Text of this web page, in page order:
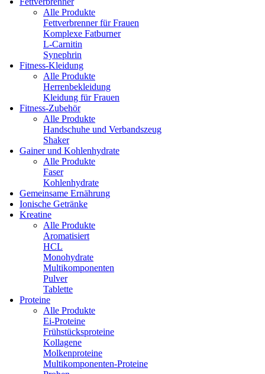
Alle Produkte
Fettverbrenner für Frauen
Komplexe Fatburner
L-Carnitin
Synephrin
Fitness-Kleidung
Alle Produkte
Herrenbekleidung
Kleidung für Frauen
Fitness-Zubehör
Alle Produkte
Handschuhe und Verbandszeug
Shaker
Gainer und Kohlenhydrate
Alle Produkte
Faser
Kohlenhydrate
Gemeinsame Ernährung
Ionische Getränke
Kreatine
Alle Produkte
Aromatisiert
HCL
Monohydrate
Multikomponenten
Pulver
Tablette
Proteine
Alle Produkte
Ei-Proteine
Frühstücksproteine
Kollagene
Molkenproteine
Multikomponenten-Proteine